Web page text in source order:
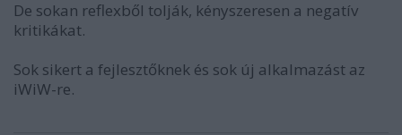
De sokan reflexből tolják, kényszeresen a negatív
kritikákat.
Sok sikert a fejlesztőknek és sok új alkalmazást az
iWiW-re.